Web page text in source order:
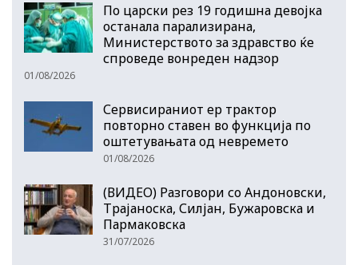
По царски рез 19 годишна девојка
останала парализирана,
Министерството за здравство ќе
спроведе вонреден надзор
01/08/2026
Сервисираниот ер трактор
повторно ставен во функција по
оштетувањата од невремето
01/08/2026
(ВИДЕО) Разговори со Андоновски,
Трајаноска, Силјан, Бужаровска и
Пармаковска
31/07/2026